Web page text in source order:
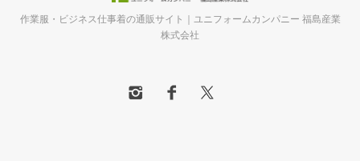
作業服・ビジネス仕事着の通販サイト｜ユニフォームカンパニー 福島産業
株式会社